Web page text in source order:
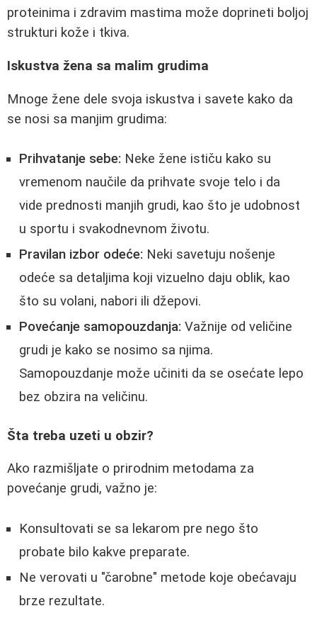
proteinima i zdravim mastima može doprineti boljoj
strukturi kože i tkiva.
Iskustva žena sa malim grudima
Mnoge žene dele svoja iskustva i savete kako da
se nosi sa manjim grudima:
Prihvatanje sebe: Neke žene ističu kako su
vremenom naučile da prihvate svoje telo i da
vide prednosti manjih grudi, kao što je udobnost
u sportu i svakodnevnom životu.
Pravilan izbor odeće: Neki savetuju nošenje
odeće sa detaljima koji vizuelno daju oblik, kao
što su volani, nabori ili džepovi.
Povećanje samopouzdanja: Važnije od veličine
grudi je kako se nosimo sa njima.
Samopouzdanje može učiniti da se osećate lepo
bez obzira na veličinu.
Šta treba uzeti u obzir?
Ako razmišljate o prirodnim metodama za
povećanje grudi, važno je:
Konsultovati se sa lekarom pre nego što
probate bilo kakve preparate.
Ne verovati u "čarobne" metode koje obećavaju
brze rezultate.